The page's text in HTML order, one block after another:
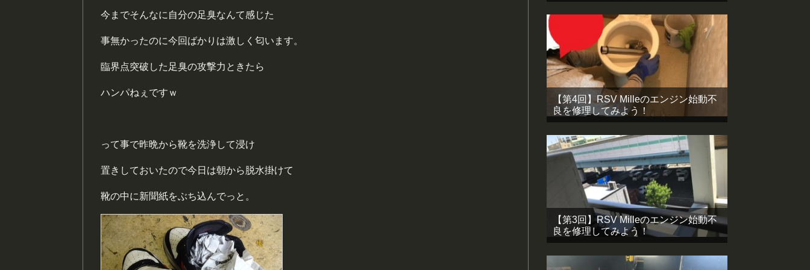
今までそんなに自分の足臭なんて感じた
事無かったのに今回ばかりは激しく匂います。
臨界点突破した足臭の攻撃力ときたら
ハンパねぇですｗ
って事で昨晩から靴を洗浄して浸け
置きしておいたので今日は朝から脱水掛けて
靴の中に新聞紙をぶち込んでっと。
【第4回】RSV Milleのエンジン始動不
良を修理してみよう！
【第3回】RSV Milleのエンジン始動不
良を修理してみよう！